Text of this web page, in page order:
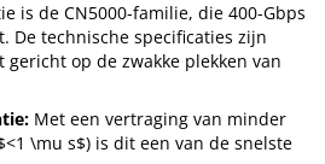
is de CN5000-familie, die 400-Gbps
De technische specificaties zijn
op de zwakke plekken van
Met een vertraging van minder
\mu s$) is dit een van de snelste